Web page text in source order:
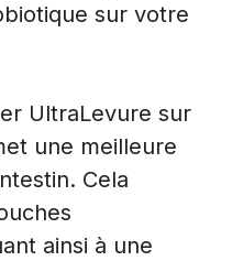
sur votre
UltraLevure sur
une meilleure
Cela
ainsi à une